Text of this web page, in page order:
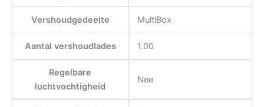
Vershoudgedeelte MultiBox
Aantal vershoudlades 1.00
Regelbare
luchtvochtigheid
Nee